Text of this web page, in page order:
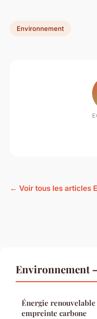
Environnement
← Voir tous les articles
Environnement
Énergie
empreinte carbone